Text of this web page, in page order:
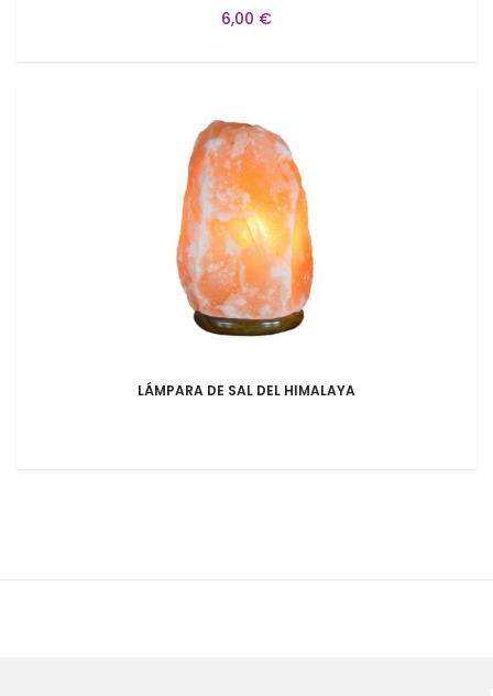
6,00 €
LÁMPARA DE SAL DEL HIMALAYA